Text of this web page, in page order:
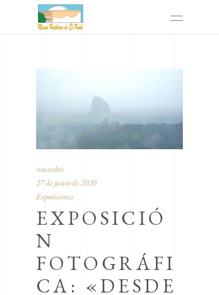
museohis
27 de junio de 2020
Exposiciones
EXPOSICIÓ
N
FOTOGRÁFI
CA: «DESDE